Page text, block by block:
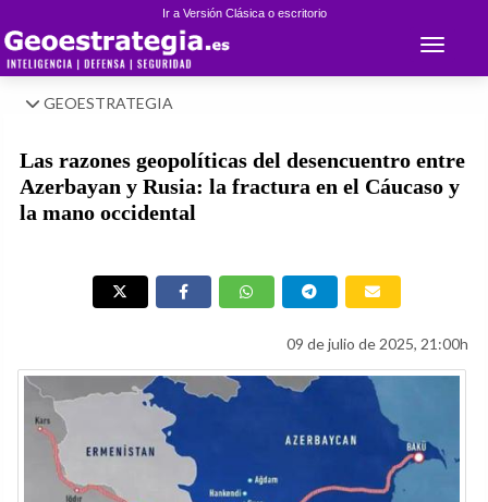
Ir a Versión Clásica o escritorio
Toggle
GEOESTRATEGIA
Las razones geopolíticas del desencuentro entre
Azerbayan y Rusia: la fractura en el Cáucaso y
la mano occidental
09 de julio de 2025, 21:00h